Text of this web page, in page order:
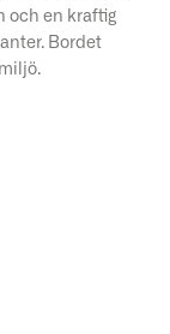
och en kraftig
Bordet